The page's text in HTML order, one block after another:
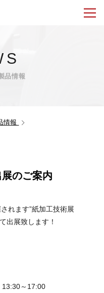
品情報
情報
展のご案内
れます”紙加工技術展
出展致します！
～17:00